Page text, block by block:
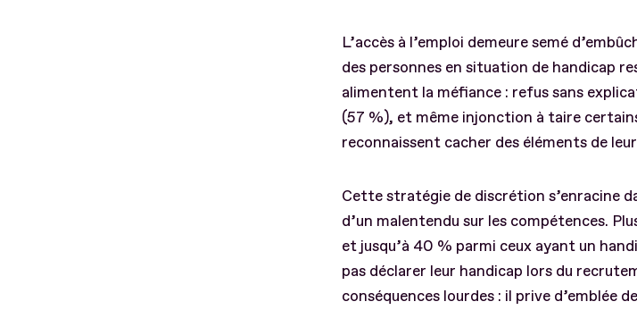
L’accès à l’emploi demeure semé
des personnes en situation de handicap
alimentent la méfiance : refus sans
(57 %), et même injonction à taire
reconnaissent cacher des éléments de
Cette stratégie de discrétion s’enracine
d’un malentendu sur les compétences.
et jusqu’à 40 % parmi ceux ayant un
pas déclarer leur handicap lors du
conséquences lourdes : il prive d’emblée